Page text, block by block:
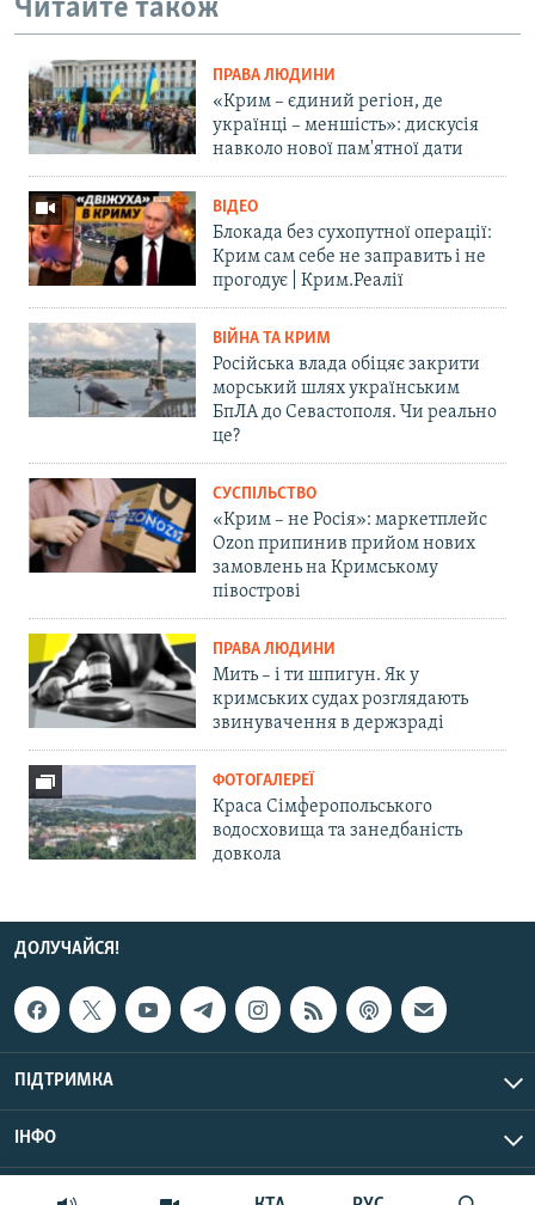
Читайте також
ПРАВА ЛЮДИНИ
«Крим – єдиний регіон, де
українці – меншість»: дискусія
навколо нової пам'ятної дати
ВІДЕО
Блокада без сухопутної операції:
Крим сам себе не заправить і не
прогодує | Крим.Реалії
ВІЙНА ТА КРИМ
Російська влада обіцяє закрити
морський шлях українським
БпЛА до Севастополя. Чи реально
це?
СУСПІЛЬСТВО
«Крим – не Росія»: маркетплейс
Ozon припинив прийом нових
замовлень на Кримському
півострові
ПРАВА ЛЮДИНИ
Мить – і ти шпигун. Як у
кримських судах розглядають
звинувачення в держзраді
ФОТОГАЛЕРЕЇ
Краса Сімферопольського
водосховища та занедбаність
довкола
ДОЛУЧАЙСЯ!
ПІДТРИМКА
ІНФО
© Крим.Реалії, 2026 | Усі права застережено.